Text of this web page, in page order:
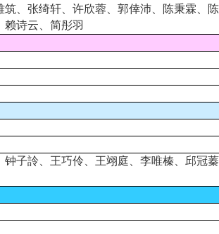
、张绮轩、许欣蓉、郭倖沛、陈秉霖、陈
诗云、简彤羽
子詅、王巧伶、王翊庭、李唯榛、邱冠